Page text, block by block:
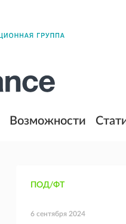
Возможности
ПОД/ФТ
6 сентября 2024